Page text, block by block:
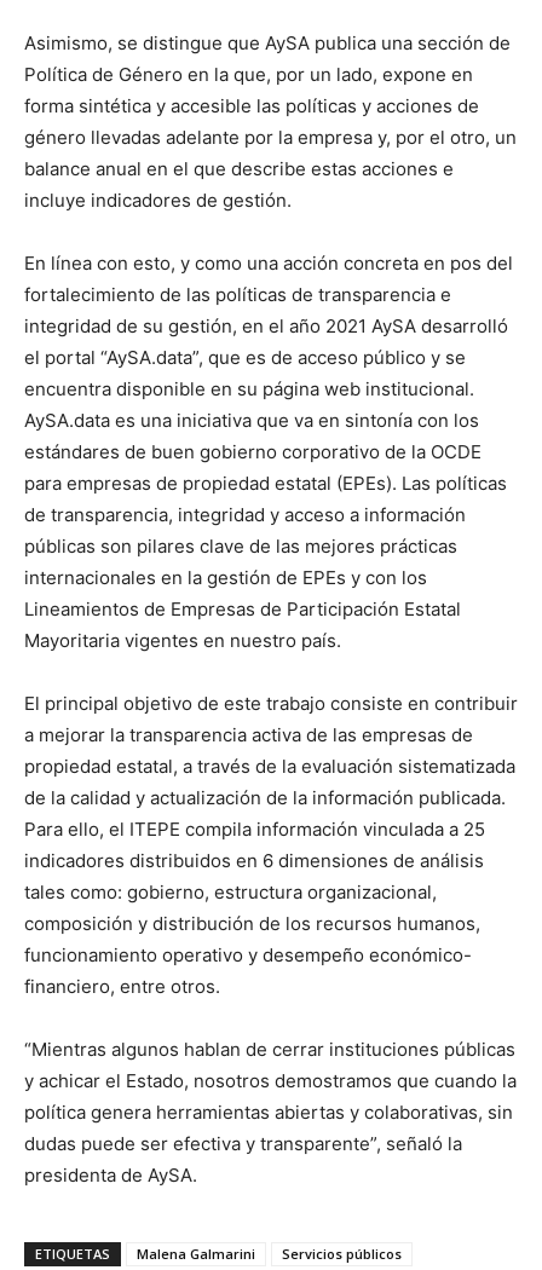
Asimismo, se distingue que AySA publica una sección de
Política de Género en la que, por un lado, expone en
forma sintética y accesible las políticas y acciones de
género llevadas adelante por la empresa y, por el otro, un
balance anual en el que describe estas acciones e
incluye indicadores de gestión.
En línea con esto, y como una acción concreta en pos del
fortalecimiento de las políticas de transparencia e
integridad de su gestión, en el año 2021 AySA desarrolló
el portal “AySA.data”, que es de acceso público y se
encuentra disponible en su página web institucional.
AySA.data es una iniciativa que va en sintonía con los
estándares de buen gobierno corporativo de la OCDE
para empresas de propiedad estatal (EPEs). Las políticas
de transparencia, integridad y acceso a información
públicas son pilares clave de las mejores prácticas
internacionales en la gestión de EPEs y con los
Lineamientos de Empresas de Participación Estatal
Mayoritaria vigentes en nuestro país.
El principal objetivo de este trabajo consiste en contribuir
a mejorar la transparencia activa de las empresas de
propiedad estatal, a través de la evaluación sistematizada
de la calidad y actualización de la información publicada.
Para ello, el ITEPE compila información vinculada a 25
indicadores distribuidos en 6 dimensiones de análisis
tales como: gobierno, estructura organizacional,
composición y distribución de los recursos humanos,
funcionamiento operativo y desempeño económico-
financiero, entre otros.
“Mientras algunos hablan de cerrar instituciones públicas
y achicar el Estado, nosotros demostramos que cuando la
política genera herramientas abiertas y colaborativas, sin
dudas puede ser efectiva y transparente”, señaló la
presidenta de AySA.
ETIQUETAS Malena Galmarini Servicios públicos